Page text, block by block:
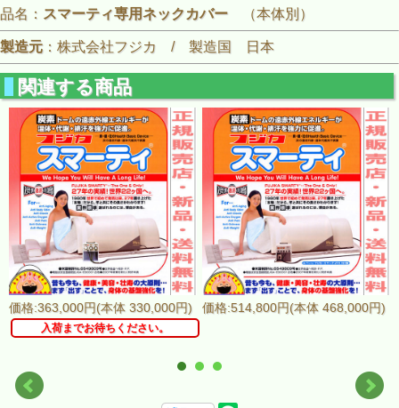
品名： スマーティ専用ネックカバー （本体別）
製造元：株式会社フジカ / 製造国 日本
関連する商品
価格:363,000円(本体 330,000円)
入荷までお待ちください。
価格:514,800円(本体 468,000円)